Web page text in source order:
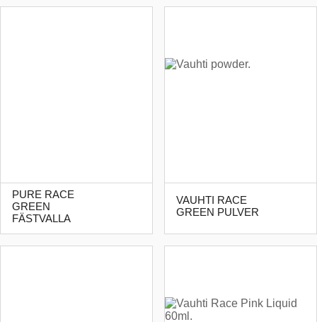
PURE RACE
GREEN
FÄSTVALLA
VAUHTI RACE
GREEN PULVER